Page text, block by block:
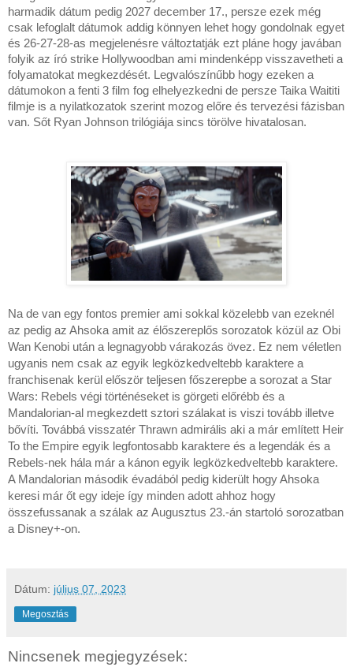
harmadik dátum pedig 2027 december 17., persze ezek még
csak lefoglalt dátumok addig könnyen lehet hogy gondolnak egyet
és 26-27-28-as megjelenésre változtatják ezt pláne hogy javában
folyik az író strike Hollywoodban ami mindenképp visszavetheti a
folyamatokat megkezdését. Legvalószínűbb hogy ezeken a
dátumokon a fenti 3 film fog elhelyezkedni de persze Taika Waititi
filmje is a nyilatkozatok szerint mozog előre és tervezési fázisban
van. Sőt Ryan Johnson trilógiája sincs törölve hivatalosan.
Na de van egy fontos premier ami sokkal közelebb van ezeknél
az pedig az Ahsoka amit az élőszereplős sorozatok közül az Obi
Wan Kenobi után a legnagyobb várakozás övez. Ez nem véletlen
ugyanis nem csak az egyik legközkedveltebb karaktere a
franchisenak kerül először teljesen főszerepbe a sorozat a Star
Wars: Rebels végi történéseket is görgeti előrébb és a
Mandalorian-al megkezdett sztori szálakat is viszi tovább illetve
bővíti. Továbbá visszatér Thrawn admirális aki a már említett Heir
To the Empire egyik legfontosabb karaktere és a legendák és a
Rebels-nek hála már a kánon egyik legközkedveltebb karaktere.
A Mandalorian második évadából pedig kiderült hogy Ahsoka
keresi már őt egy ideje így minden adott ahhoz hogy
összefussanak a szálak az Augusztus 23.-án startoló sorozatban
a Disney+-on.
Dátum: július 07, 2023
Megosztás
Nincsenek megjegyzések: